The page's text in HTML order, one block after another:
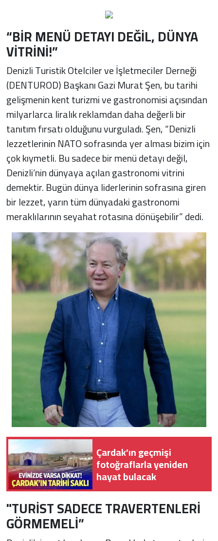
“BİR MENÜ DETAYI DEĞİL, DÜNYA
VİTRİNİ!”
Denizli Turistik Otelciler ve İşletmeciler Derneği
(DENTUROD) Başkanı Gazi Murat Şen, bu tarihi
gelişmenin kent turizmi ve gastronomisi açısından
milyarlarca liralık reklamdan daha değerli bir
tanıtım fırsatı olduğunu vurguladı. Şen, “Denizli
lezzetlerinin NATO sofrasında yer alması bizim için
çok kıymetli. Bu sadece bir menü detayı değil,
Denizli’nin dünyaya açılan gastronomi vitrini
demektir. Bugün dünya liderlerinin sofrasına giren
bir lezzet, yarın tüm dünyadaki gastronomi
meraklılarının seyahat rotasına dönüşebilir” dedi.
Çardak’ın geçmişi
fotoğraflarla yeniden
hayat bulacak
"TURİST SADECE TRAVERTENLERİ
GÖRMEMELİ”